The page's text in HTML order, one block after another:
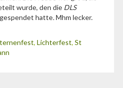
wurde, den die DLS
hatte.Mhm lecker.
, Lichterfest, St